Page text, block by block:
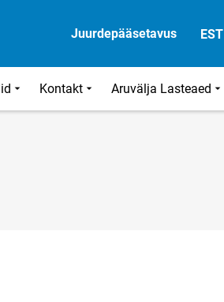
Juurdepääsetavus EST
Kontakt Aruvälja Lasteaed